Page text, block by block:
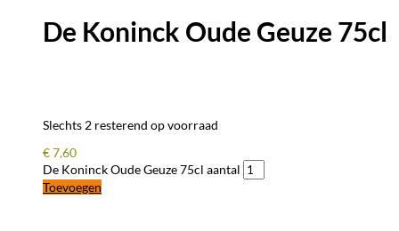
De Koninck Oude Geuze 75cl
Slechts 2 resterend op voorraad
€7,60
De Koninck Oude Geuze 75cl aantal
Toevoegen